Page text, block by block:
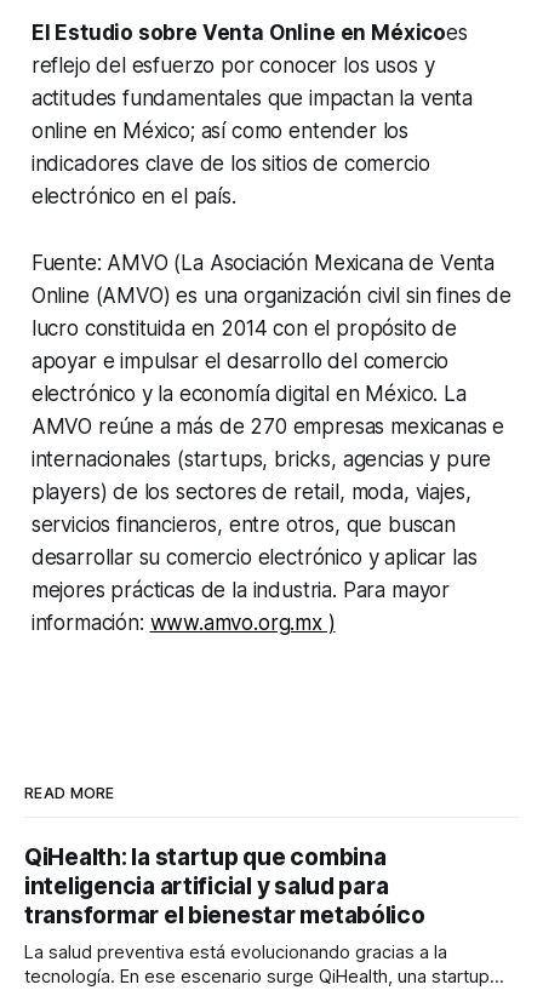
El Estudio sobre Venta Online en Méxicoes
reflejo del esfuerzo por conocer los usos y
actitudes fundamentales que impactan la venta
online en México; así como entender los
indicadores clave de los sitios de comercio
electrónico en el país.
Fuente: AMVO (La Asociación Mexicana de Venta
Online (AMVO) es una organización civil sin fines de
lucro constituida en 2014 con el propósito de
apoyar e impulsar el desarrollo del comercio
electrónico y la economía digital en México. La
AMVO reúne a más de 270 empresas mexicanas e
internacionales (startups, bricks, agencias y pure
players) de los sectores de retail, moda, viajes,
servicios financieros, entre otros, que buscan
desarrollar su comercio electrónico y aplicar las
mejores prácticas de la industria. Para mayor
información: www.amvo.org.mx )
READ MORE
QiHealth: la startup que combina
inteligencia artificial y salud para
transformar el bienestar metabólico
La salud preventiva está evolucionando gracias a la
tecnología. En ese escenario surge QiHealth, una startup